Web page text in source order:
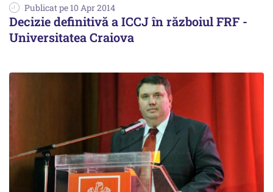
Publicat pe 10 Apr 2014
Decizie definitivă a ICCJ în războiul FRF -
Universitatea Craiova